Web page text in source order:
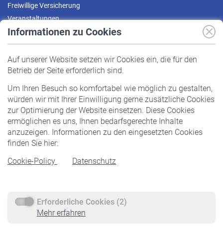
Informationen zu Cookies
Auf unserer Website setzen wir Cookies ein, die für den
Betrieb der Seite erforderlich sind.
Um Ihren Besuch so komfortabel wie möglich zu gestalten,
würden wir mit Ihrer Einwilligung gerne zusätzliche Cookies
zur Optimierung der Website einsetzen. Diese Cookies
ermöglichen es uns, Ihnen bedarfsgerechte Inhalte
anzuzeigen. Informationen zu den eingesetzten Cookies
finden Sie hier:
Cookie-Policy
Datenschutz
Erforderliche Cookies (2)
Mehr erfahren
Freiwillige Versicherung
Veranstaltungen
Pflichtversicherung
Staatliche Förderung
Veranstaltungen
Rentner
Rentenbeginn
Rente beantragen
Service
Informationen